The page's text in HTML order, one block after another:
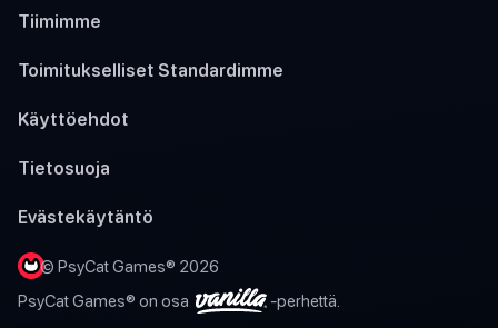
Tiimimme
Toimitukselliset Standardimme
Käyttöehdot
Tietosuoja
Evästekäytäntö
© PsyCat Games® 2026
PsyCat Games® on osa
-perhettä.